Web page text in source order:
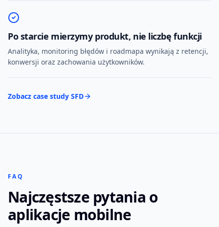
Po starcie mierzymy produkt, nie liczbę funkcji
Analityka, monitoring błędów i roadmapa wynikają z retencji,
konwersji oraz zachowania użytkowników.
Zobacz case study SFD
FAQ
Najczęstsze pytania o
aplikacje mobilne